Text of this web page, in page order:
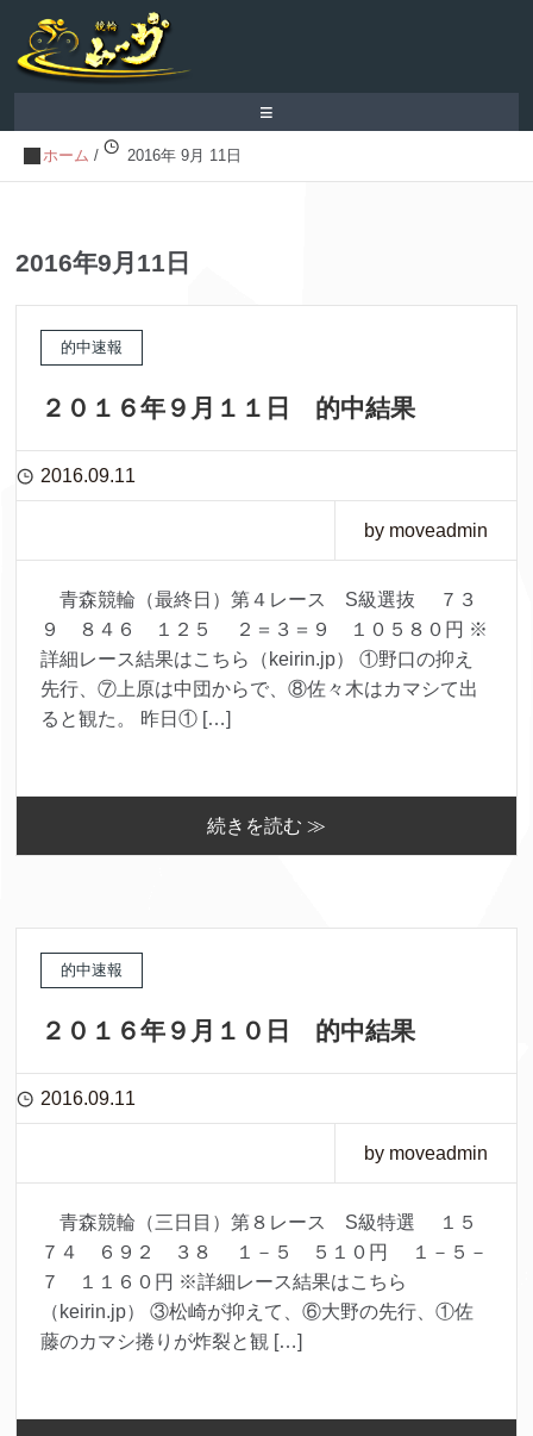
≡
ホーム / 2016年 9月 11日
2016年9月11日
的中速報
２０１６年９月１１日 的中結果
2016.09.11
by moveadmin
青森競輪（最終日）第４レース S級選抜 ７３
９ ８４６ １２５ ２＝３＝９ １０５８０円 ※
詳細レース結果はこちら（keirin.jp） ①野口の抑え
先行、⑦上原は中団からで、⑧佐々木はカマシて出
ると観た。 昨日① […]
続きを読む ≫
的中速報
２０１６年９月１０日 的中結果
2016.09.11
by moveadmin
青森競輪（三日目）第８レース S級特選 １５
７４ ６９２ ３８ １－５ ５１０円 １－５－
７ １１６０円 ※詳細レース結果はこちら
（keirin.jp） ③松崎が抑えて、⑥大野の先行、①佐
藤のカマシ捲りが炸裂と観 […]